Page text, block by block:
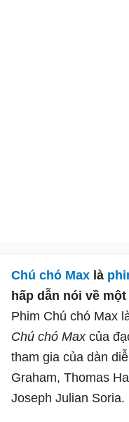
Chú chó Max là
hấp dẫn nói về
Phim Chú chó Max
Chú chó Maxcủa
tham gia của dàn
Graham, Thomas
Joseph Julian Soria.